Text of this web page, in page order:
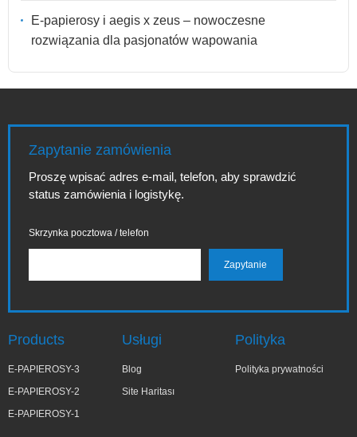
E-papierosy i aegis x zeus – nowoczesne
rozwiązania dla pasjonatów wapowania
Zapytanie zamówienia
Proszę wpisać adres e-mail, telefon, aby sprawdzić
status zamówienia i logistykę.
Skrzynka pocztowa / telefon
Products
E-PAPIEROSY-3
E-PAPIEROSY-2
E-PAPIEROSY-1
Usługi
Blog
Site Haritası
Polityka
Polityka prywatności